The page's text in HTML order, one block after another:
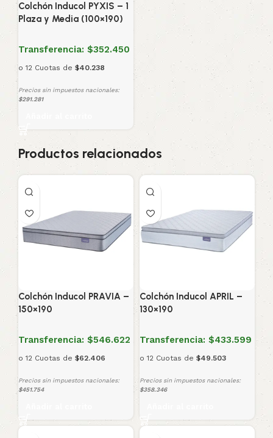
Colchón Inducol PYXIS – 1
Plaza y Media (100×190)
Transferencia: $352.450
o 12 Cuotas de $40.238
Precios sin impuestos nacionales:
$291.281
Productos relacionados
Colchón Inducol PRAVIA –
150×190
Transferencia: $546.622
o 12 Cuotas de $62.406
Precios sin impuestos nacionales:
$451.754
Colchón Inducol APRIL –
130×190
Transferencia: $433.599
o 12 Cuotas de $49.503
Precios sin impuestos nacionales:
$358.346